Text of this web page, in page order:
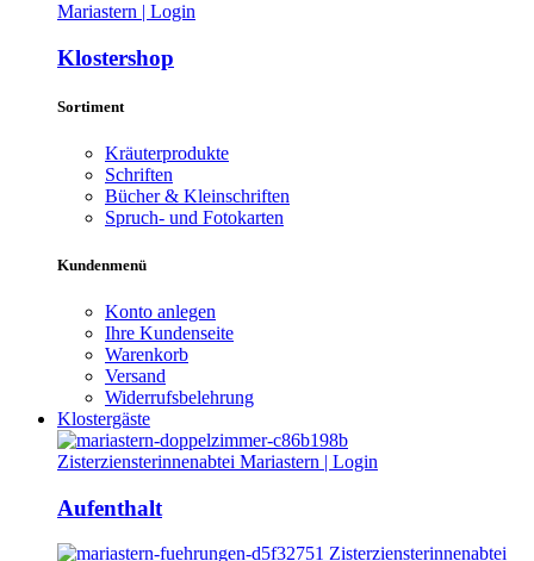
Klostershop
Sortiment
Kräuterprodukte
Schriften
Bücher & Kleinschriften
Spruch- und Fotokarten
Kundenmenü
Konto anlegen
Ihre Kundenseite
Warenkorb
Versand
Widerrufsbelehrung
Klostergäste
Aufenthalt